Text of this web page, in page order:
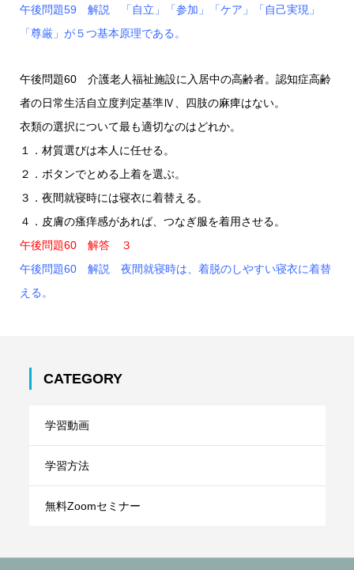
午後問題59 解説 「自立」「参加」「ケア」「自己実現」
「尊厳」が５つ基本原理である。
午後問題60 介護老人福祉施設に入居中の高齢者。認知症高齢
者の日常生活自立度判定基準Ⅳ、四肢の麻痺はない。
衣類の選択について最も適切なのはどれか。
１．材質選びは本人に任せる。
２．ボタンでとめる上着を選ぶ。
３．夜間就寝時には寝衣に着替える。
４．皮膚の瘙痒感があれば、つなぎ服を着用させる。
午後問題60 解答 ３
午後問題60 解説 夜間就寝時は、着脱のしやすい寝衣に着替
える。
CATEGORY
学習動画
学習方法
無料Zoomセミナー